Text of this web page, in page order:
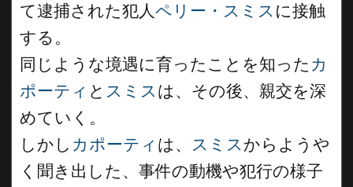
て逮捕された犯人ペリー・スミス に接触
する。
同じような境遇に育ったことを知った カ
ポーティ と スミス は、その後、親交を深
めていく。
しかし カポーティ は、 スミス からようや
く聞き出した、事件の動機や犯行の様子